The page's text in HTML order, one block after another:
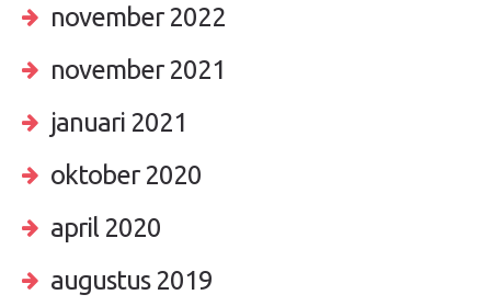
november 2022
november 2021
januari 2021
oktober 2020
april 2020
augustus 2019